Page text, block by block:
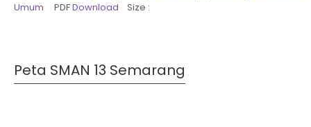
Umum
PDFDownload Size :
Peta SMAN 13 Semarang